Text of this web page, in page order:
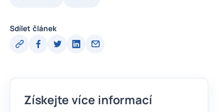
Sdílet článek
Získejte více informací